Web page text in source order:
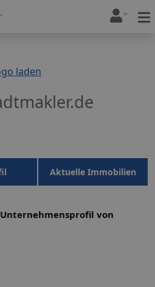
laden
Aktuelle Immobilien
von